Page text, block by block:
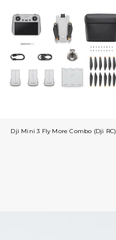
Dji Mini 3 Fly More Combo (Dji RC)